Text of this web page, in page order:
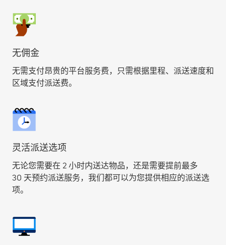
无佣金
无需支付昂贵的平台服务费，只需根据里程、派送速度和
区域支付派送费。
灵活派送选项
无论您需要在 2 小时内送达物品，还是需要提前最多
30 天预约派送服务，我们都可以为您提供相应的派送选
项。